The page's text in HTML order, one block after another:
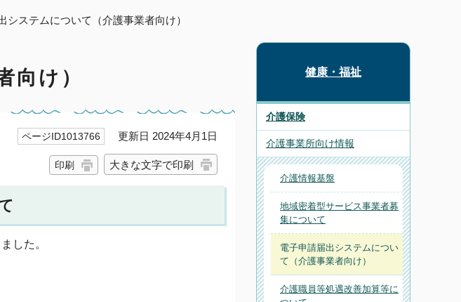
システムについて（介護事業者向け）
向け）
ページID1013766 更新日 2024年4月1日
印刷 大きな文字で印刷
した。
健康・福祉
介護保険
介護事業所向け情報
介護情報基盤
地域密着型サービス事業者募
集について
電子申請届出システムについ
て（介護事業者向け）
介護職員等処遇改善加算等に